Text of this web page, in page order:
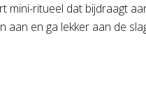
mini-ritueel dat bijdraagt
en ga lekker aan de